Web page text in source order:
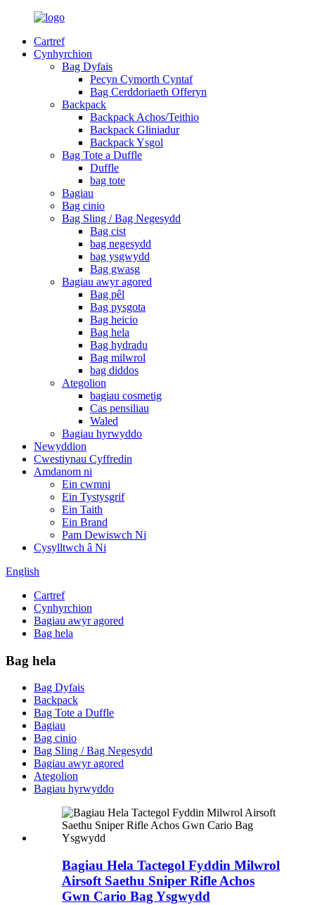
Cartref
Cynhyrchion
Bag Dyfais
Pecyn Cymorth Cyntaf
Bag Cerddoriaeth Offeryn
Backpack
Backpack Achos/Teithio
Backpack Gliniadur
Backpack Ysgol
Bag Tote a Duffle
Duffle
bag tote
Bagiau
Bag cinio
Bag Sling / Bag Negesydd
Bag cist
bag negesydd
bag ysgwydd
Bag gwasg
Bagiau awyr agored
Bag pêl
Bag pysgota
Bag heicio
Bag hela
Bag hydradu
Bag milwrol
bag diddos
Ategolion
bagiau cosmetig
Cas pensiliau
Waled
Bagiau hyrwyddo
Newyddion
Cwestiynau Cyffredin
Amdanom ni
Ein cwmni
Ein Tystysgrif
Ein Taith
Ein Brand
Pam Dewiswch Ni
Cysylltwch â Ni
English
Cartref
Cynhyrchion
Bagiau awyr agored
Bag hela
Bag hela
Bag Dyfais
Backpack
Bag Tote a Duffle
Bagiau
Bag cinio
Bag Sling / Bag Negesydd
Bagiau awyr agored
Ategolion
Bagiau hyrwyddo
Bagiau Hela Tactegol Fyddin Milwrol
Airsoft Saethu Sniper Rifle Achos
Gwn Cario Bag Ysgwydd